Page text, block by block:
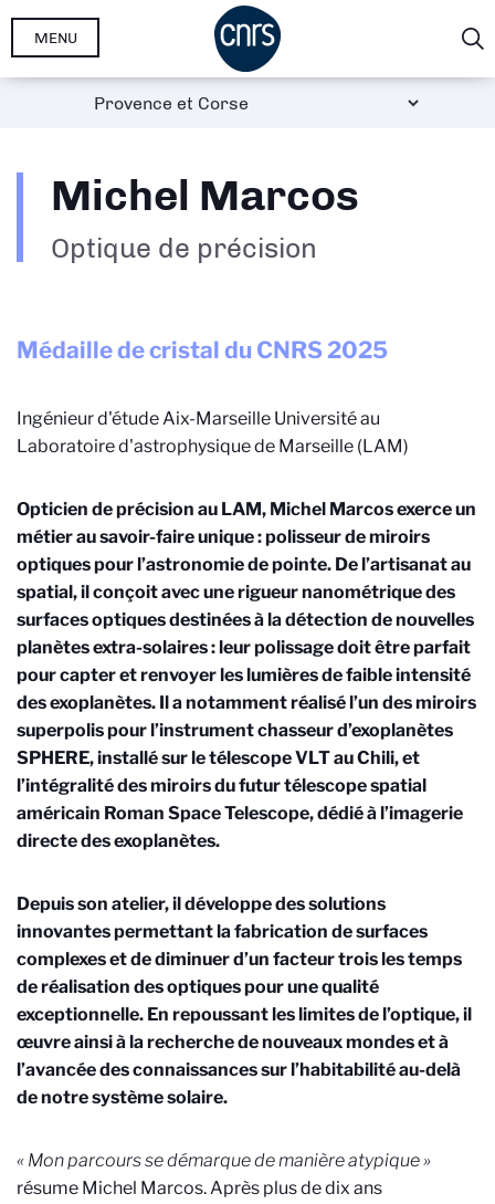
Aller
MENU
Michel Marcos
Optique de précision
Médaille de cristal du CNRS2025
Ingénieur d'étude Aix-Marseille Université au
Laboratoire d'astrophysique de Marseille (LAM)
Opticien de précision au LAM, Michel Marcos exerce un
métier au savoir-faire unique : polisseur de miroirs
optiques pour l’astronomie de pointe. De l’artisanat au
spatial, il conçoit avec une rigueur nanométrique des
surfaces optiques destinées à la détection de nouvelles
planètes extra-solaires : leur polissage doit être parfait
pour capter et renvoyer les lumières de faible intensité
des exoplanètes. Il a notamment réalisé l’un des miroirs
superpolis pour l’instrument chasseur d’exoplanètes
SPHERE, installé sur le télescope VLT au Chili, et
l’intégralité des miroirs du futur télescope spatial
américain Roman Space Telescope, dédié à l’imagerie
directe des exoplanètes.
Depuis son atelier, il développe des solutions
innovantes permettant la fabrication de surfaces
complexes et de diminuer d’un facteur trois les temps
de réalisation des optiques pour une qualité
exceptionnelle. En repoussant les limites de l’optique, il
œuvre ainsi à la recherche de nouveaux mondes et à
l’avancée des connaissances sur l’habitabilité au-delà
de notre système solaire.
« Mon parcours se démarque de manière atypique »
résume Michel Marcos. Après plus de dix ans